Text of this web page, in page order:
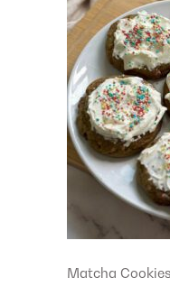
Matcha Cookies